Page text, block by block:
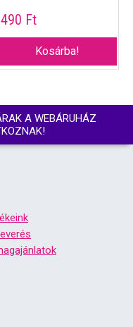
Ft
Kosárba!
A WEBÁRUHÁZ